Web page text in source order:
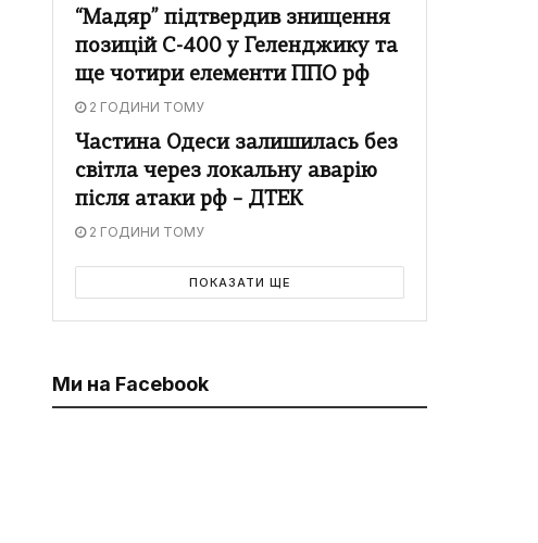
“Мадяр” підтвердив знищення
позицій С-400 у Геленджику та
ще чотири елементи ППО рф
2 ГОДИНИ ТОМУ
Частина Одеси залишилась без
світла через локальну аварію
після атаки рф – ДТЕК
2 ГОДИНИ ТОМУ
ПОКАЗАТИ ЩЕ
Ми на Facebook